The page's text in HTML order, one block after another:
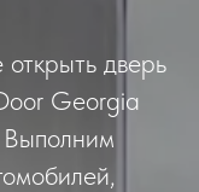
дверь
Georgia
Выполним